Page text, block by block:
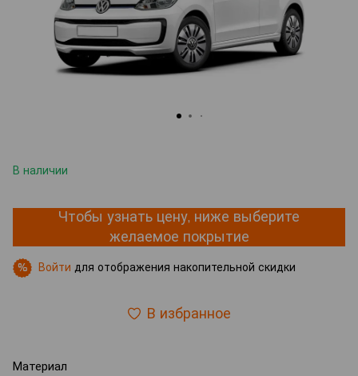
В наличии
Чтобы узнать цену, ниже выберите
желаемое покрытие
% Войти для отображения накопительной скидки
В избранное
Материал